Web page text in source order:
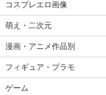
コスプレエロ画像
萌え・二次元
漫画・アニメ作品別
フィギュア・プラモ
ゲーム